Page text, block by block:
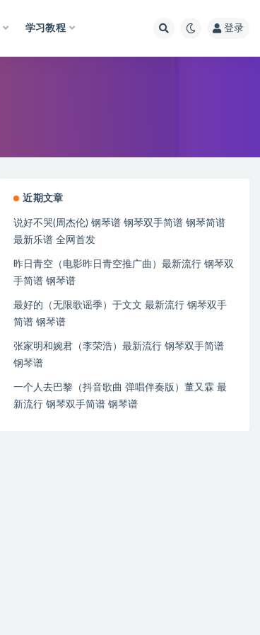
学习教程 登录
近期文章
说好不哭(周杰伦) 钢琴谱 钢琴双手简谱 钢琴简谱
最新乐谱 全网首发
昨日青空（电影昨日青空推广曲）最新流行 钢琴双
手简谱 钢琴谱
最好的（无限歌谣季）于文文 最新流行 钢琴双手
简谱 钢琴谱
张家明和婉君（李荣浩）最新流行 钢琴双手简谱
钢琴谱
一个人去巴黎（抖音歌曲 弹唱伴奏版）董又霖 最
新流行 钢琴双手简谱 钢琴谱